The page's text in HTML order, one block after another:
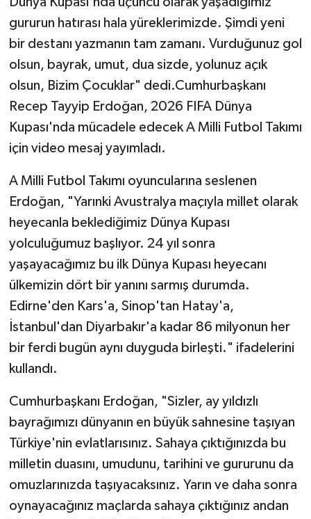
gururun hatırası hala yüreklerimizde. Şimdi yeni
bir destanı yazmanın tam zamanı. Vurduğunuz gol
olsun, bayrak, umut, dua sizde, yolunuz açık
olsun, Bizim Çocuklar" dedi.Cumhurbaşkanı
Recep Tayyip Erdoğan, 2026 FIFA Dünya
Kupası'nda mücadele edecek A Milli Futbol Takımı
için video mesaj yayımladı.
A Milli Futbol Takımı oyuncularına seslenen
Erdoğan, "Yarınki Avustralya maçıyla millet olarak
heyecanla beklediğimiz Dünya Kupası
yolculuğumuz başlıyor. 24 yıl sonra
yaşayacağımız bu ilk Dünya Kupası heyecanı
ülkemizin dört bir yanını sarmış durumda.
Edirne'den Kars'a, Sinop'tan Hatay'a,
İstanbul'dan Diyarbakır'a kadar 86 milyonun her
bir ferdi bugün aynı duyguda birleşti." ifadelerini
kullandı.
Cumhurbaşkanı Erdoğan, "Sizler, ay yıldızlı
bayrağımızı dünyanın en büyük sahnesine taşıyan
Türkiye'nin evlatlarısınız. Sahaya çıktığınızda bu
milletin duasını, umudunu, tarihini ve gururunu da
omuzlarınızda taşıyacaksınız. Yarın ve daha sonra
oynayacağınız maçlarda sahaya çıktığınız andan